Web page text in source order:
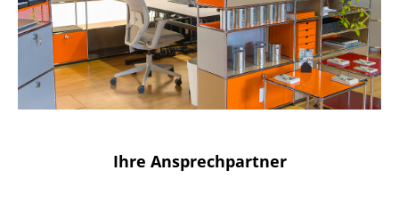
Ihre Ansprechpartner